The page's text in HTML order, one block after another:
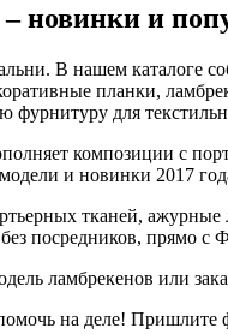
новинки и
В нашем каталоге
планки,
для
композиции с
и новинки 2017
тканей,
посредников, прямо с
ламбрекенов или
на деле!